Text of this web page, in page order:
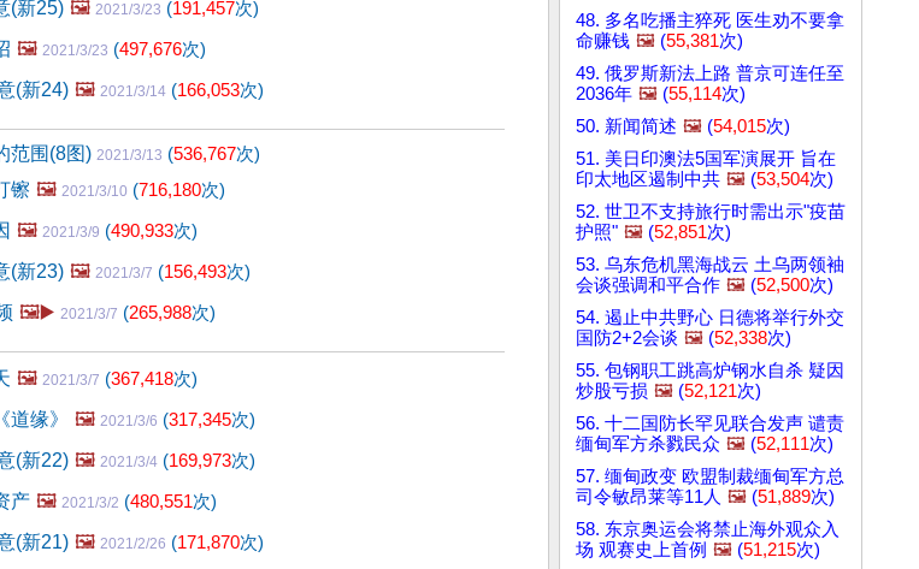
(新25) 🖼️ 2021/3/23 (191,457次)
🖼️ 2021/3/23 (497,676次)
(新24) 🖼️ 2021/3/14 (166,053次)
范围(8图) 2021/3/13 (536,767次)
镲 🖼️ 2021/3/10 (716,180次)
🖼️ 2021/3/9 (490,933次)
(新23) 🖼️ 2021/3/7 (156,493次)
🖼️▶️ 2021/3/7 (265,988次)
🖼️ 2021/3/7 (367,418次)
缘》
🖼️ 2021/3/6 (317,345次)
(新22) 🖼️ 2021/3/4 (169,973次)
产 🖼️ 2021/3/2 (480,551次)
(新21) 🖼️ 2021/2/26 (171,870次)
48. 多名吃播主猝死 医生劝不要拿
命赚钱 🖼️ (55,381次)
49. 俄罗斯新法上路 普京可连任至
2036年 🖼️ (55,114次)
50. 新闻简述 🖼️ (54,015次)
51. 美日印澳法5国军演展开 旨在
印太地区遏制中共 🖼️ (53,504次)
52. 世卫不支持旅行时需出示"疫苗
护照" 🖼️ (52,851次)
53. 乌东危机黑海战云 土乌两领袖
会谈强调和平合作 🖼️ (52,500次)
54. 遏止中共野心 日德将举行外交
国防2+2会谈 🖼️ (52,338次)
55. 包钢职工跳高炉钢水自杀 疑因
炒股亏损 🖼️ (52,121次)
56. 十二国防长罕见联合发声 谴责
缅甸军方杀戮民众 🖼️ (52,111次)
57. 缅甸政变 欧盟制裁缅甸军方总
司令敏昂莱等11人 🖼️ (51,889次)
58. 东京奥运会将禁止海外观众入
场 观赛史上首例 🖼️ (51,215次)